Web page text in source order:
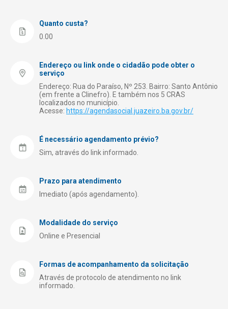
Quanto custa?
0.00
Endereço ou link onde o cidadão pode obter o
serviço
Endereço: Rua do Paraíso, Nº 253. Bairro: Santo Antônio
(em frente a Clinefro). E também nos 5 CRAS
localizados no município.
Acesse: https://agendasocial.juazeiro.ba.gov.br/
É necessário agendamento prévio?
Sim, através do link informado.
Prazo para atendimento
Imediato (após agendamento).
Modalidade do serviço
Online e Presencial
Formas de acompanhamento da solicitação
Através de protocolo de atendimento no link
informado.